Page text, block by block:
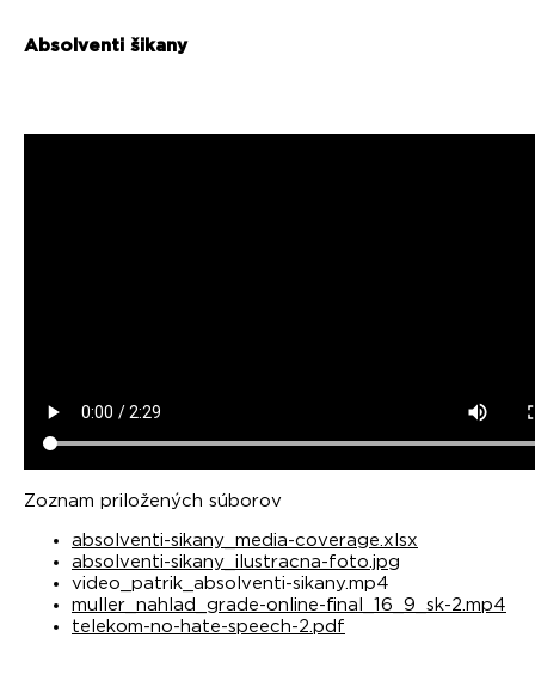
Absolventi šikany
Zoznam priložených súborov
absolventi-sikany_media-coverage.xlsx
absolventi-sikany_ilustracna-foto.jpg
video_patrik_absolventi-sikany.mp4
muller_nahlad_grade-online-final_16_9_sk-2.mp4
telekom-no-hate-speech-2.pdf